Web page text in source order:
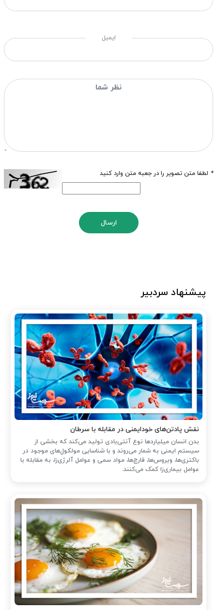
ایمیل
* لطفا متن تصویر را در جعبه متن وارد کنید
ارسال
پیشنهاد سردبیر
نقش پادتن‌های خودایمنی در مقابله با سرطان
بدن انسان میلیاردها نوع آنتی‌بادی تولید می‌کند که بخشی از
سیستم ایمنی به شمار می‌روند و با شناسایی مولکول‌های موجود در
باکتری‌ها، ویروس‌ها، قارچ‌ها، مواد سمی و عوامل آلرژی‌زا، به مقابله با
عوامل بیماری‌زا کمک می‌کنند.